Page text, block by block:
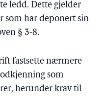
ledd. Dette gjelder
som har deponert sin
§ 3-8.
fastsette nærmere
som
herunder krav til